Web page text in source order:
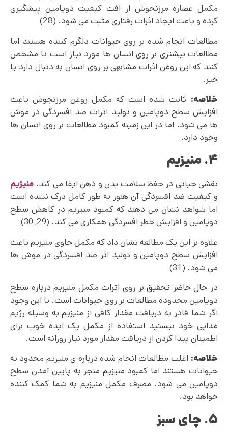
مکمل عصاره مرزنجوش از افت کیفیت دوپامین پیشگیری
کرده و باعث ایجاد اثرات رفتاری مثبت می شود. (28)
مطالعات انجام شده بر روی حیوانات دلگرم کننده هستند اما
مطالعات بیشتری بر روی انسان ها مورد نیاز است تا مشخص
کنند که این روغن اثرات مشابهی بر روی انسان به دنبال دارد یا
خیر.
خلاصه: ثابت شده است که مکمل روغن مرزنجوش باعث
افزایش سطح دوپامین و تولید اثرات ضد افسردگی در موش
ها می شود. اما در این زمینه کمبود مطالعات بر روی انسان ها
وجود دارد.
۴. منیزیم
نقشی حیاتی در حفظ سلامت بدن و ذهن ایفا می کند. منیزیم
و کیفیت ضد افسردگی آن هنوز به طور کامل درک نشده است
اما شواهد نشان می دهند که کمبود منیزیم در کاهش سطح
دوپامین و افزایش خطر افسردگی همکاری می کند. (29, 30)
علاوه بر این یک مطالعه نشان داد که مکمل حاوی منیزیم باعث
افزایش سطح دوپامین و تولید اثر ضد افسردگی در موش ها
می شود. (31)
در حال حاضر تحقیق بر روی اثرات مکمل منیزیم درباره سطح
دوپامین محدوده مطالعات بر روی حیوانات است. با این وجود
اگر شما قادر به دریافت مقدار کافی از منیزیم به وسیله رژیم
غذایی خود نیستید استفاده از مکمل یک ایده خوب برای
اطمینان پیدا کردن از دریافت مقدار مورد نیاز روزانه است.
خلاصه: اغلب مطالعات انجام شده درباره ی منیزیم محدود به
حیوانات هستند اما کمبود منیزیم منجر به پایین آمدن سطح
دوپامین می‌ شود. مصرف مکمل منیزیم به شما کمک کننده
خواهد بود.
۵. چای سبز